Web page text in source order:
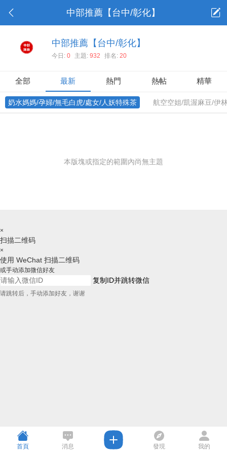
中部推薦【台中/彰化】
中部推薦【台中/彰化】
今日: 0 主題: 932 排名: 20
全部 最新 熱門 熱帖 精華
奶水媽媽/孕婦/無毛白虎/處女/人妖特殊茶 航空空姐/凱渥麻豆/伊
本版塊或指定的範圍內尚無主題
×
扫描二维码
×
使用 WeChat 扫描二维码
或手动添加微信好友
复制ID并跳转微信
请跳转后，手动添加好友，谢谢
首頁 消息 發現 我的